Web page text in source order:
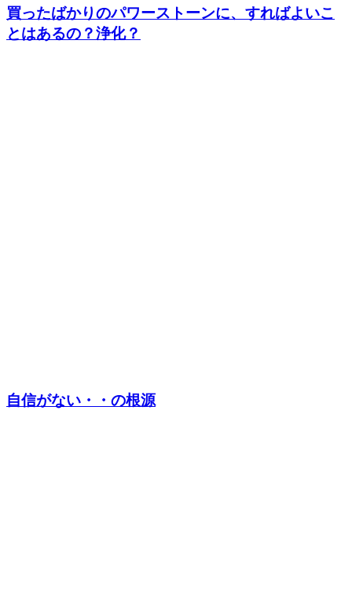
買ったばかりのパワーストーンに、すればよいこ
とはあるの？浄化？
自信がない・・の根源